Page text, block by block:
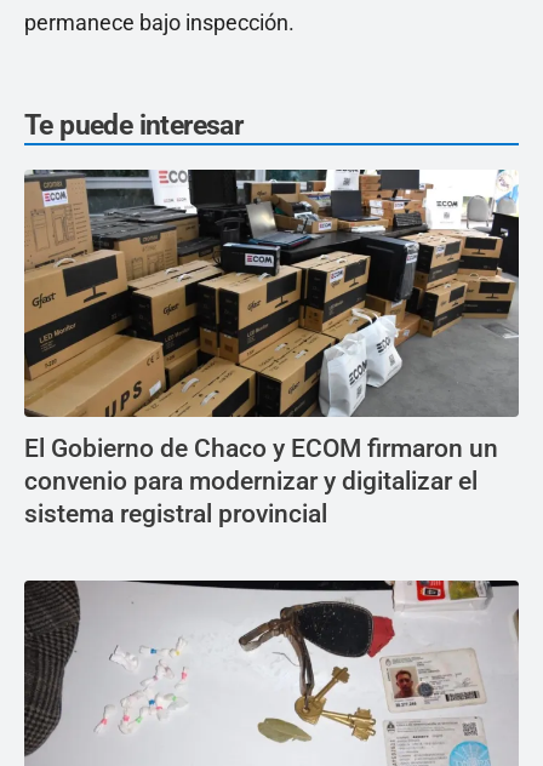
permanece bajo inspección.
Te puede interesar
El Gobierno de Chaco y ECOM firmaron un
convenio para modernizar y digitalizar el
sistema registral provincial